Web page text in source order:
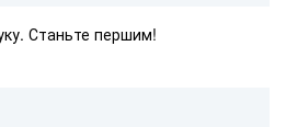
Станьте першим!